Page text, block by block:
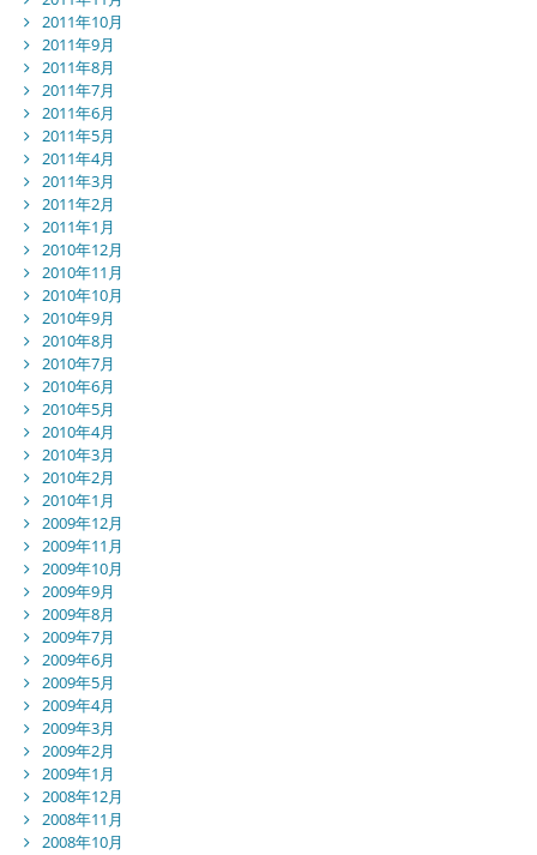
2011年10月
2011年9月
2011年8月
2011年7月
2011年6月
2011年5月
2011年4月
2011年3月
2011年2月
2011年1月
2010年12月
2010年11月
2010年10月
2010年9月
2010年8月
2010年7月
2010年6月
2010年5月
2010年4月
2010年3月
2010年2月
2010年1月
2009年12月
2009年11月
2009年10月
2009年9月
2009年8月
2009年7月
2009年6月
2009年5月
2009年4月
2009年3月
2009年2月
2009年1月
2008年12月
2008年11月
2008年10月